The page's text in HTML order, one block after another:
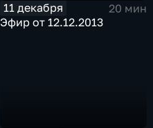
11 декабря
20 мин
Эфир от 12.12.2013